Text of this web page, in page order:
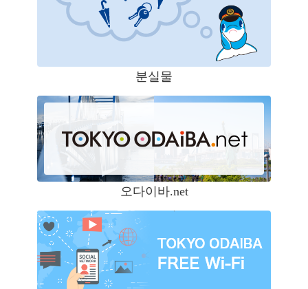
분실물
오다이바.net